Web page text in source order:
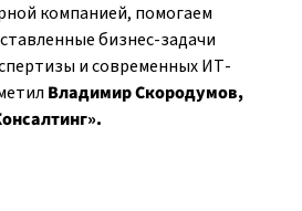
компанией, помогаем
бизнес-задачи
и современных ИТ-
Владимир Скородумов,